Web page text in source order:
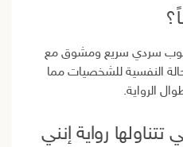
سردي سريع ومشوق مع
النفسية للشخصيات مما
الرواية.
رواية إنني